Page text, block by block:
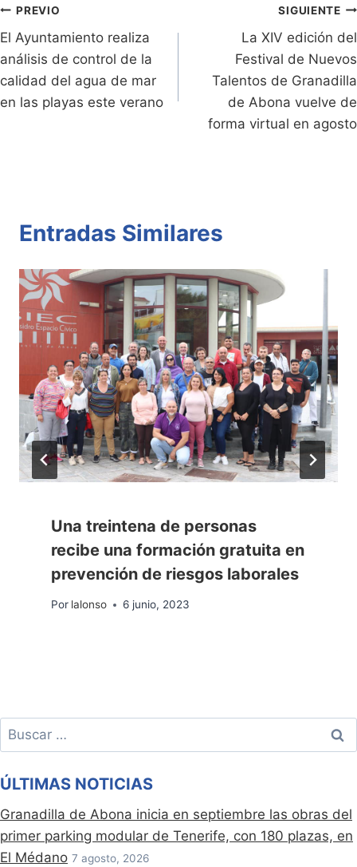
dl
y
k
p
Navegación
de
entradas
PREVIO
El Ayuntamiento realiza
análisis de control de la
calidad del agua de mar
en las playas este verano
SIGUIENTE
La XIV edición del
Festival de Nuevos
Talentos de Granadilla
de Abona vuelve de
forma virtual en agosto
Entradas Similares
Una treintena de personas
recibe una formación gratuita en
prevención de riesgos laborales
Por lalonso 6 junio, 2023
Buscar:
ÚLTIMAS NOTICIAS
Granadilla de Abona inicia en septiembre las obras del
primer parking modular de Tenerife, con 180 plazas, en
El Médano 7 agosto, 2026